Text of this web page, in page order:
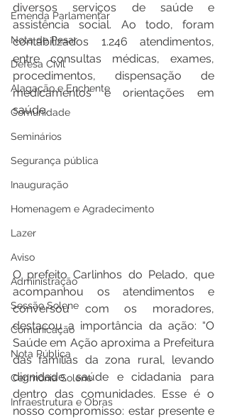
Emenda Parlamentar
Nota de Pesar
Defesa Civil
Alagação e Enchente
Comunidade
Seminários
Segurança pública
Inauguração
Homenagem e Agradecimento
Lazer
Aviso
Administração
Sessão Solene
Comunicação
Nota Pública
Cerimônia Solene
Infraestrutura e Obras
diversos serviços de saúde e
assistência social. Ao todo, foram
contabilizados 1.246 atendimentos,
entre consultas médicas, exames,
procedimentos, dispensação de
medicamentos e orientações em
saúde.
O prefeito Carlinhos do Pelado, que
acompanhou os atendimentos e
conversou com os moradores,
destacou a importância da ação: “O
Saúde em Ação aproxima a Prefeitura
das famílias da zona rural, levando
dignidade, saúde e cidadania para
dentro das comunidades. Esse é o
nosso compromisso: estar presente e